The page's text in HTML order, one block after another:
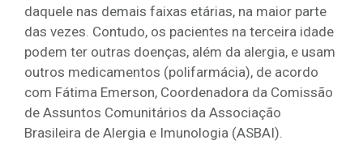
daquele nas demais faixas etárias, na maior parte
das vezes. Contudo, os pacientes na terceira idade
podem ter outras doenças, além da alergia, e usam
outros medicamentos (polifarmácia), de acordo
com Fátima Emerson, Coordenadora da Comissão
de Assuntos Comunitários da Associação
Brasileira de Alergia e Imunologia (ASBAI).